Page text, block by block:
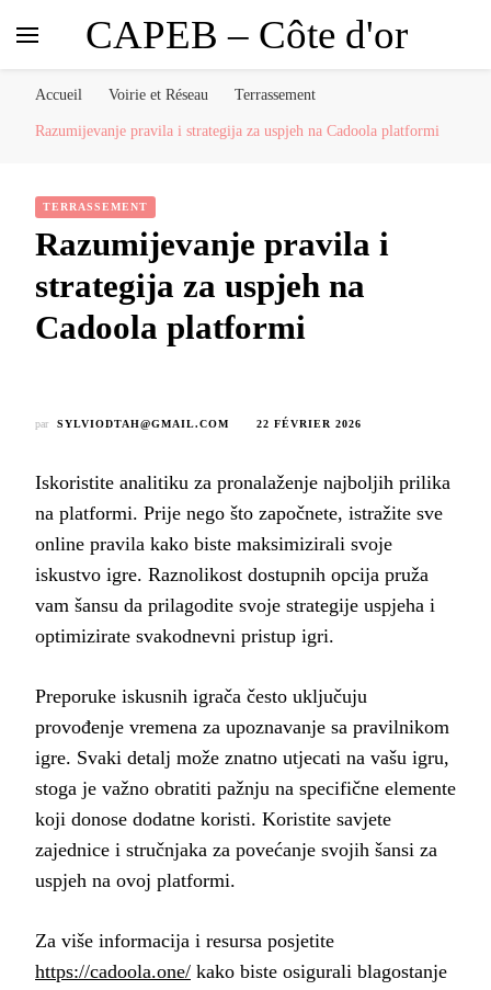
CAPEB – Côte d'or
Accueil Voirie et Réseau Terrassement
Razumijevanje pravila i strategija za uspjeh na Cadoola platformi
TERRASSEMENT
Razumijevanje pravila i
strategija za uspjeh na
Cadoola platformi
par SYLVIODTAH@GMAIL.COM 22 FÉVRIER 2026
Iskoristite analitiku za pronalaženje najboljih prilika
na platformi. Prije nego što započnete, istražite sve
online pravila kako biste maksimizirali svoje
iskustvo igre. Raznolikost dostupnih opcija pruža
vam šansu da prilagodite svoje strategije uspjeha i
optimizirate svakodnevni pristup igri.
Preporuke iskusnih igrača često uključuju
provođenje vremena za upoznavanje sa pravilnikom
igre. Svaki detalj može znatno utjecati na vašu igru,
stoga je važno obratiti pažnju na specifične elemente
koji donose dodatne koristi. Koristite savjete
zajednice i stručnjaka za povećanje svojih šansi za
uspjeh na ovoj platformi.
Za više informacija i resursa posjetite
https://cadoola.one/ kako biste osigurali blagostanje